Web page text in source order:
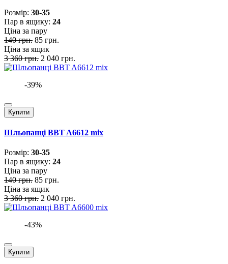
Розмiр: 30-35
Пар в ящику: 24
Ціна за пару
140 грн. 85 грн.
Ціна за ящик
3 360 грн. 2 040 грн.
-39%
Купити
Шльопанці BBT A6612 mix
Розмiр: 30-35
Пар в ящику: 24
Ціна за пару
140 грн. 85 грн.
Ціна за ящик
3 360 грн. 2 040 грн.
-43%
Купити